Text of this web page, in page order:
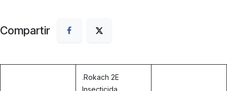
Compartir
.Rokach 2E
Insecticida